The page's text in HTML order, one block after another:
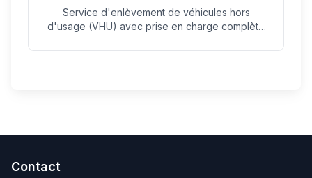
Service d'enlèvement de véhicules hors
d'usage (VHU) avec prise en charge complète
Contact